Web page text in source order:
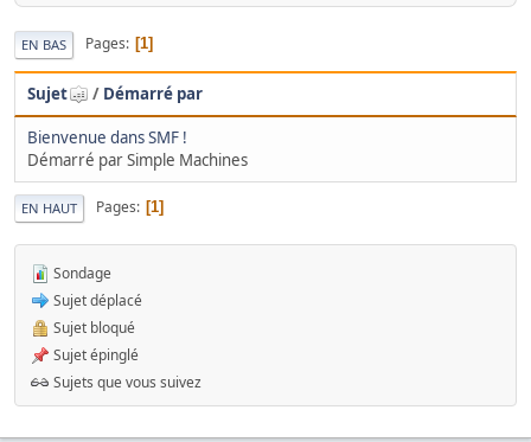
EN BAS Pages 1
Sujet / Démarré par
Bienvenue dans SMF !
Démarré par Simple Machines
EN HAUT Pages 1
Sondage
Sujet déplacé
Sujet bloqué
Sujet épinglé
Sujets que vous suivez